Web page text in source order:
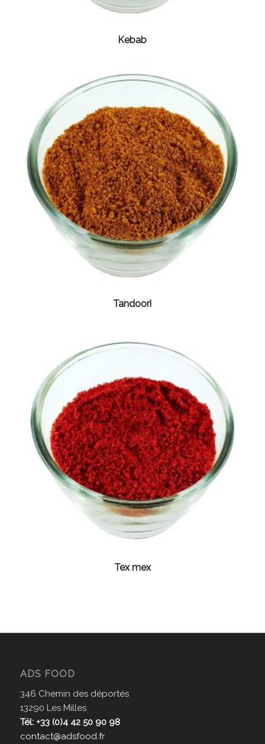
Kebab
Tandoori
Tex mex
ADS FOOD
346 Chemin des déportés
13290 Les Milles
Tél: +33 (0)4 42 50 90 98
contact@adsfood.fr